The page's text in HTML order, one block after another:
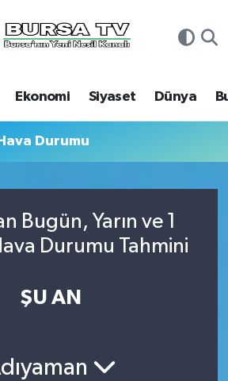
Ekonomi Siyaset Dünya
Durumu
Bugün, Yarın ve 1
Durumu Tahmini
ŞU AN
Durumu ve Fikstür